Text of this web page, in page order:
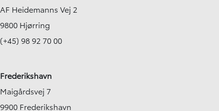
AF Heidemanns Vej 2
9800 Hjørring
(+45) 98 92 70 00
Frederikshavn
Maigårdsvej 7
9900 Frederikshavn